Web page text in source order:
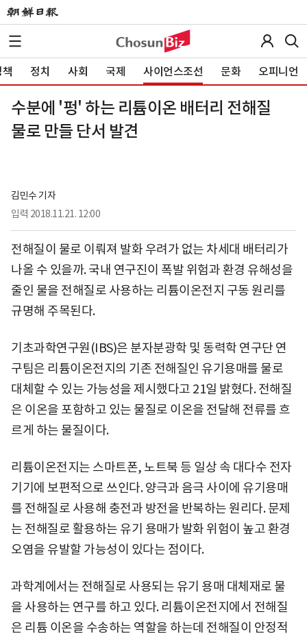
정치 사회 국제 사이언스조선 문화 오피니언
수분에 '펑' 하는 리튬이온 배터리 전해질
물로 만들 단서 발견
김민수 기자
입력 2018.11.21. 12:00
전해질이 물로 이뤄져 발화 우려가 없는 차세대 배터리가
나올 수 있을까. 국내 연구진이 폭발 위험과 환경 유해성을
줄인 물을 전해질로 사용하는 리튬이온전지 구동 원리를
규명해 주목된다.
기초과학연구원(IBS)은 분자분광학 및 동력학 연구단 연
구팀은 리튬이온전지의 기존 전해질인 유기용매를 물로
대체할 수 있는 가능성을 제시했다고 21일 밝혔다. 전해질
은 이온을 포함하고 있는 물질로 이온을 전달해 전류를 흐
르게 하는 물질이다.
리튬이온전지는 스마트폰, 노트북 등 일상 속 대다수 전자
기기에 보편적으로 쓰인다. 양극과 음극 사이에 유기용매
를 전해질로 사용해 충전과 방전을 반복하는 원리다. 문제
는 전해질로 활용하는 유기 용매가 발화 위험이 높고 환경
오염을 유발할 가능성이 있다는 점이다.
과학계에서는 전해질로 사용되는 유기 용매 대체재로 물
을 사용하는 연구를 하고 있다. 리튬이온전지에서 전해질
은 리튬 이온을 수송하는 역할을 하는데 전해질이 안정적